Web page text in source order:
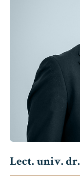
Lect. univ.